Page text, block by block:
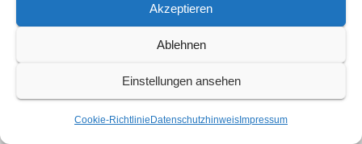
Akzeptieren
Ablehnen
Einstellungen ansehen
Cookie-Richtlinie Datenschutzhinweis Impressum